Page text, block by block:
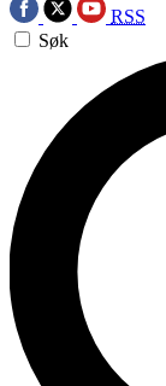
RSS
Søk